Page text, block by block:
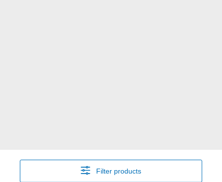
Filter products